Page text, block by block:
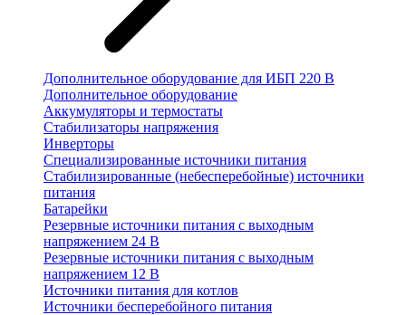
Дополнительное оборудование для ИБП 220 В
Дополнительное оборудование
Аккумуляторы и термостаты
Стабилизаторы напряжения
Инверторы
Специализированные источники питания
Стабилизированные (небесперебойные) источники
питания
Батарейки
Резервные источники питания с выходным
напряжением 24 В
Резервные источники питания с выходным
напряжением 12 В
Источники питания для котлов
Источники бесперебойного питания